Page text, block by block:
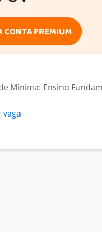
Mínima: Ensino